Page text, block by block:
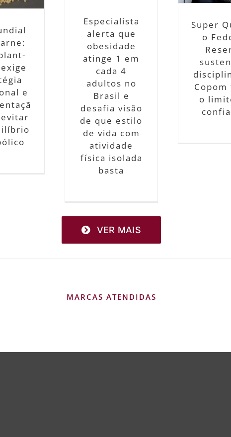
e
basta
Especialista
alerta que
obesidade
atinge 1 em
cada 4
adultos no
Brasil e
desafia visão
de que estilo
de vida com
atividade
física isolada
basta
Super
o
Copom
o
VER MAIS
MARCAS ATENDIDAS